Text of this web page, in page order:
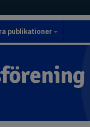
publikationer